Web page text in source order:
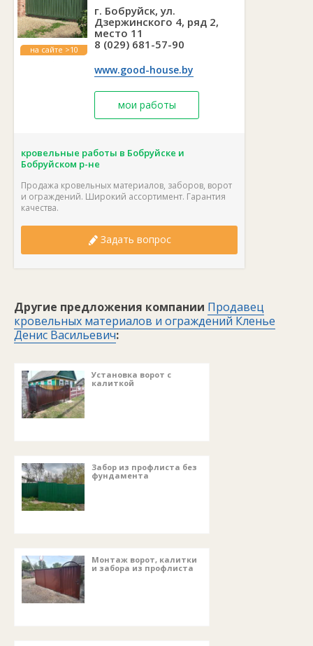
на сайте >10
г. Бобруйск, ул.
Дзержинского 4, ряд 2,
место 11
8 (029) 681-57-90
www.good-house.by
мои работы
кровельные работы в Бобруйске и
Бобруйском р-не
Продажа кровельных материалов, заборов, ворот
и ограждений. Широкий ассортимент. Гарантия
качества.
Задать вопрос
Другие предложения компании Продавец
кровельных материалов и ограждений Кленье
Денис Васильевич:
Установка ворот с
калиткой
Забор из профлиста без
фундамента
Монтаж ворот, калитки
и забора из профлиста